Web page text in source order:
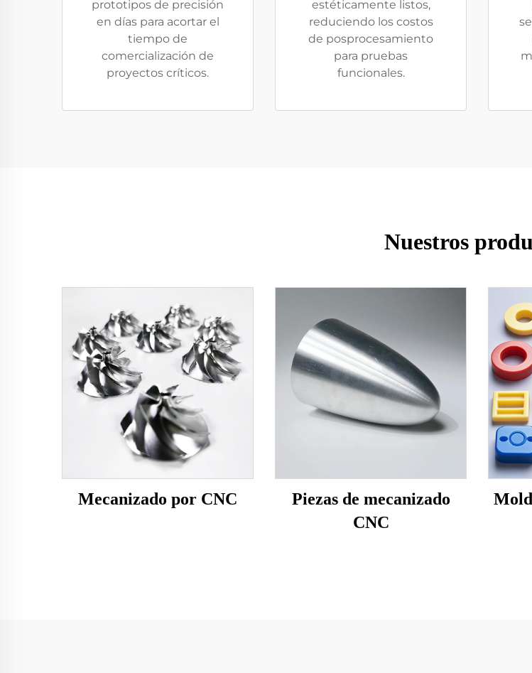
prototipos de precisión
en días para acortar el
tiempo de
comercialización de
proyectos críticos.
estéticamente listos,
reduciendo los costos
de posprocesamiento
para pruebas
funcionales.
Nuestros
Mecanizado por CNC
Piezas de mecanizado
CNC